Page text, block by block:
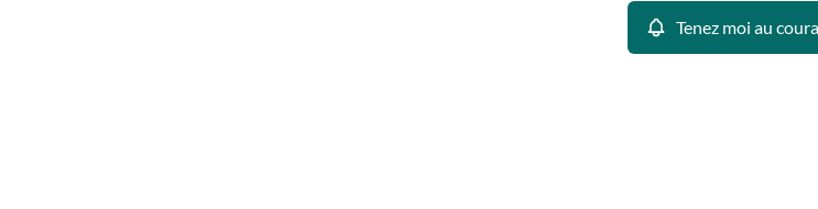
Tenez moi au